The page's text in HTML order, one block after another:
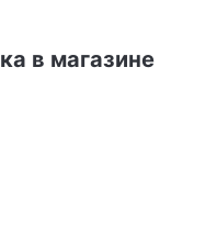
в магазине